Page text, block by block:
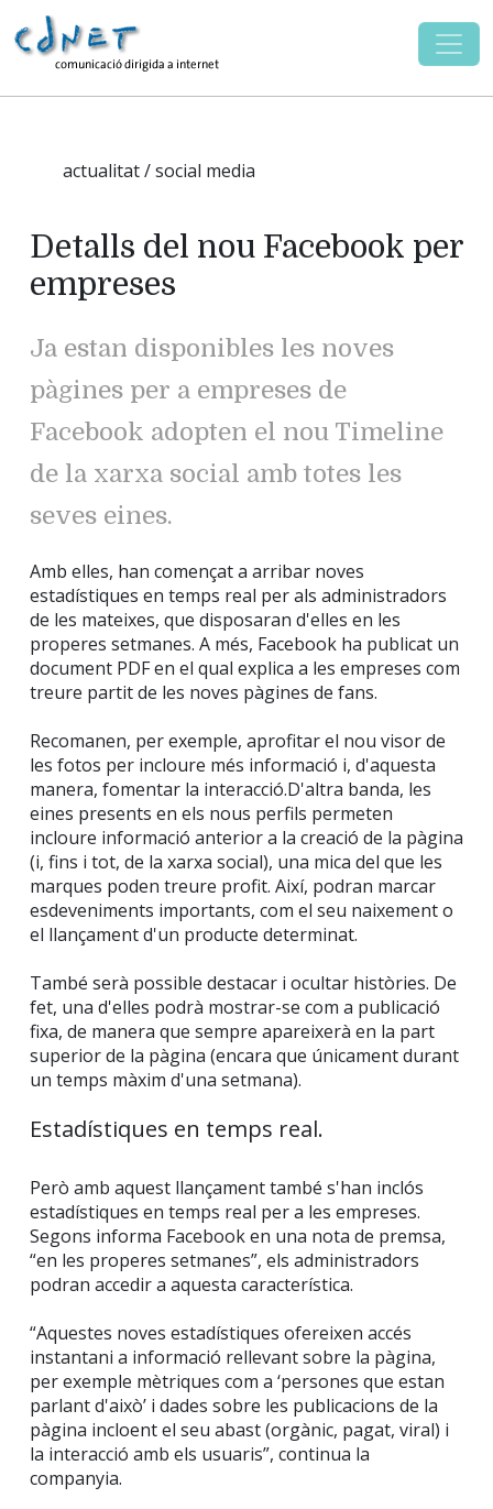
actualitat / social media
Detalls del nou Facebook per
empreses
Ja estan disponibles les noves
pàgines per a empreses de
Facebook adopten el nou Timeline
de la xarxa social amb totes les
seves eines.
Amb elles, han començat a arribar noves
estadístiques en temps real per als administradors
de les mateixes, que disposaran d'elles en les
properes setmanes. A més, Facebook ha publicat un
document PDF en el qual explica a les empreses com
treure partit de les noves pàgines de fans.
Recomanen, per exemple, aprofitar el nou visor de
les fotos per incloure més informació i, d'aquesta
manera, fomentar la interacció.D'altra banda, les
eines presents en els nous perfils permeten
incloure informació anterior a la creació de la pàgina
(i, fins i tot, de la xarxa social), una mica del que les
marques poden treure profit. Així, podran marcar
esdeveniments importants, com el seu naixement o
el llançament d'un producte determinat.
També serà possible destacar i ocultar històries. De
fet, una d'elles podrà mostrar-se com a publicació
fixa, de manera que sempre apareixerà en la part
superior de la pàgina (encara que únicament durant
un temps màxim d'una setmana).
Estadístiques en temps real.
Però amb aquest llançament també s'han inclós
estadístiques en temps real per a les empreses.
Segons informa Facebook en una nota de premsa,
“en les properes setmanes”, els administradors
podran accedir a aquesta característica.
“Aquestes noves estadístiques ofereixen accés
instantani a informació rellevant sobre la pàgina,
per exemple mètriques com a ‘persones que estan
parlant d'això’ i dades sobre les publicacions de la
pàgina incloent el seu abast (orgànic, pagat, viral) i
la interacció amb els usuaris”, continua la
companyia.